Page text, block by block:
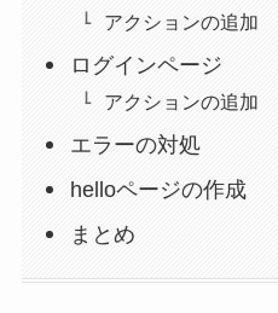
アクションの追加
ログインページ
アクションの追加
エラーの対処
helloページの作成
まとめ